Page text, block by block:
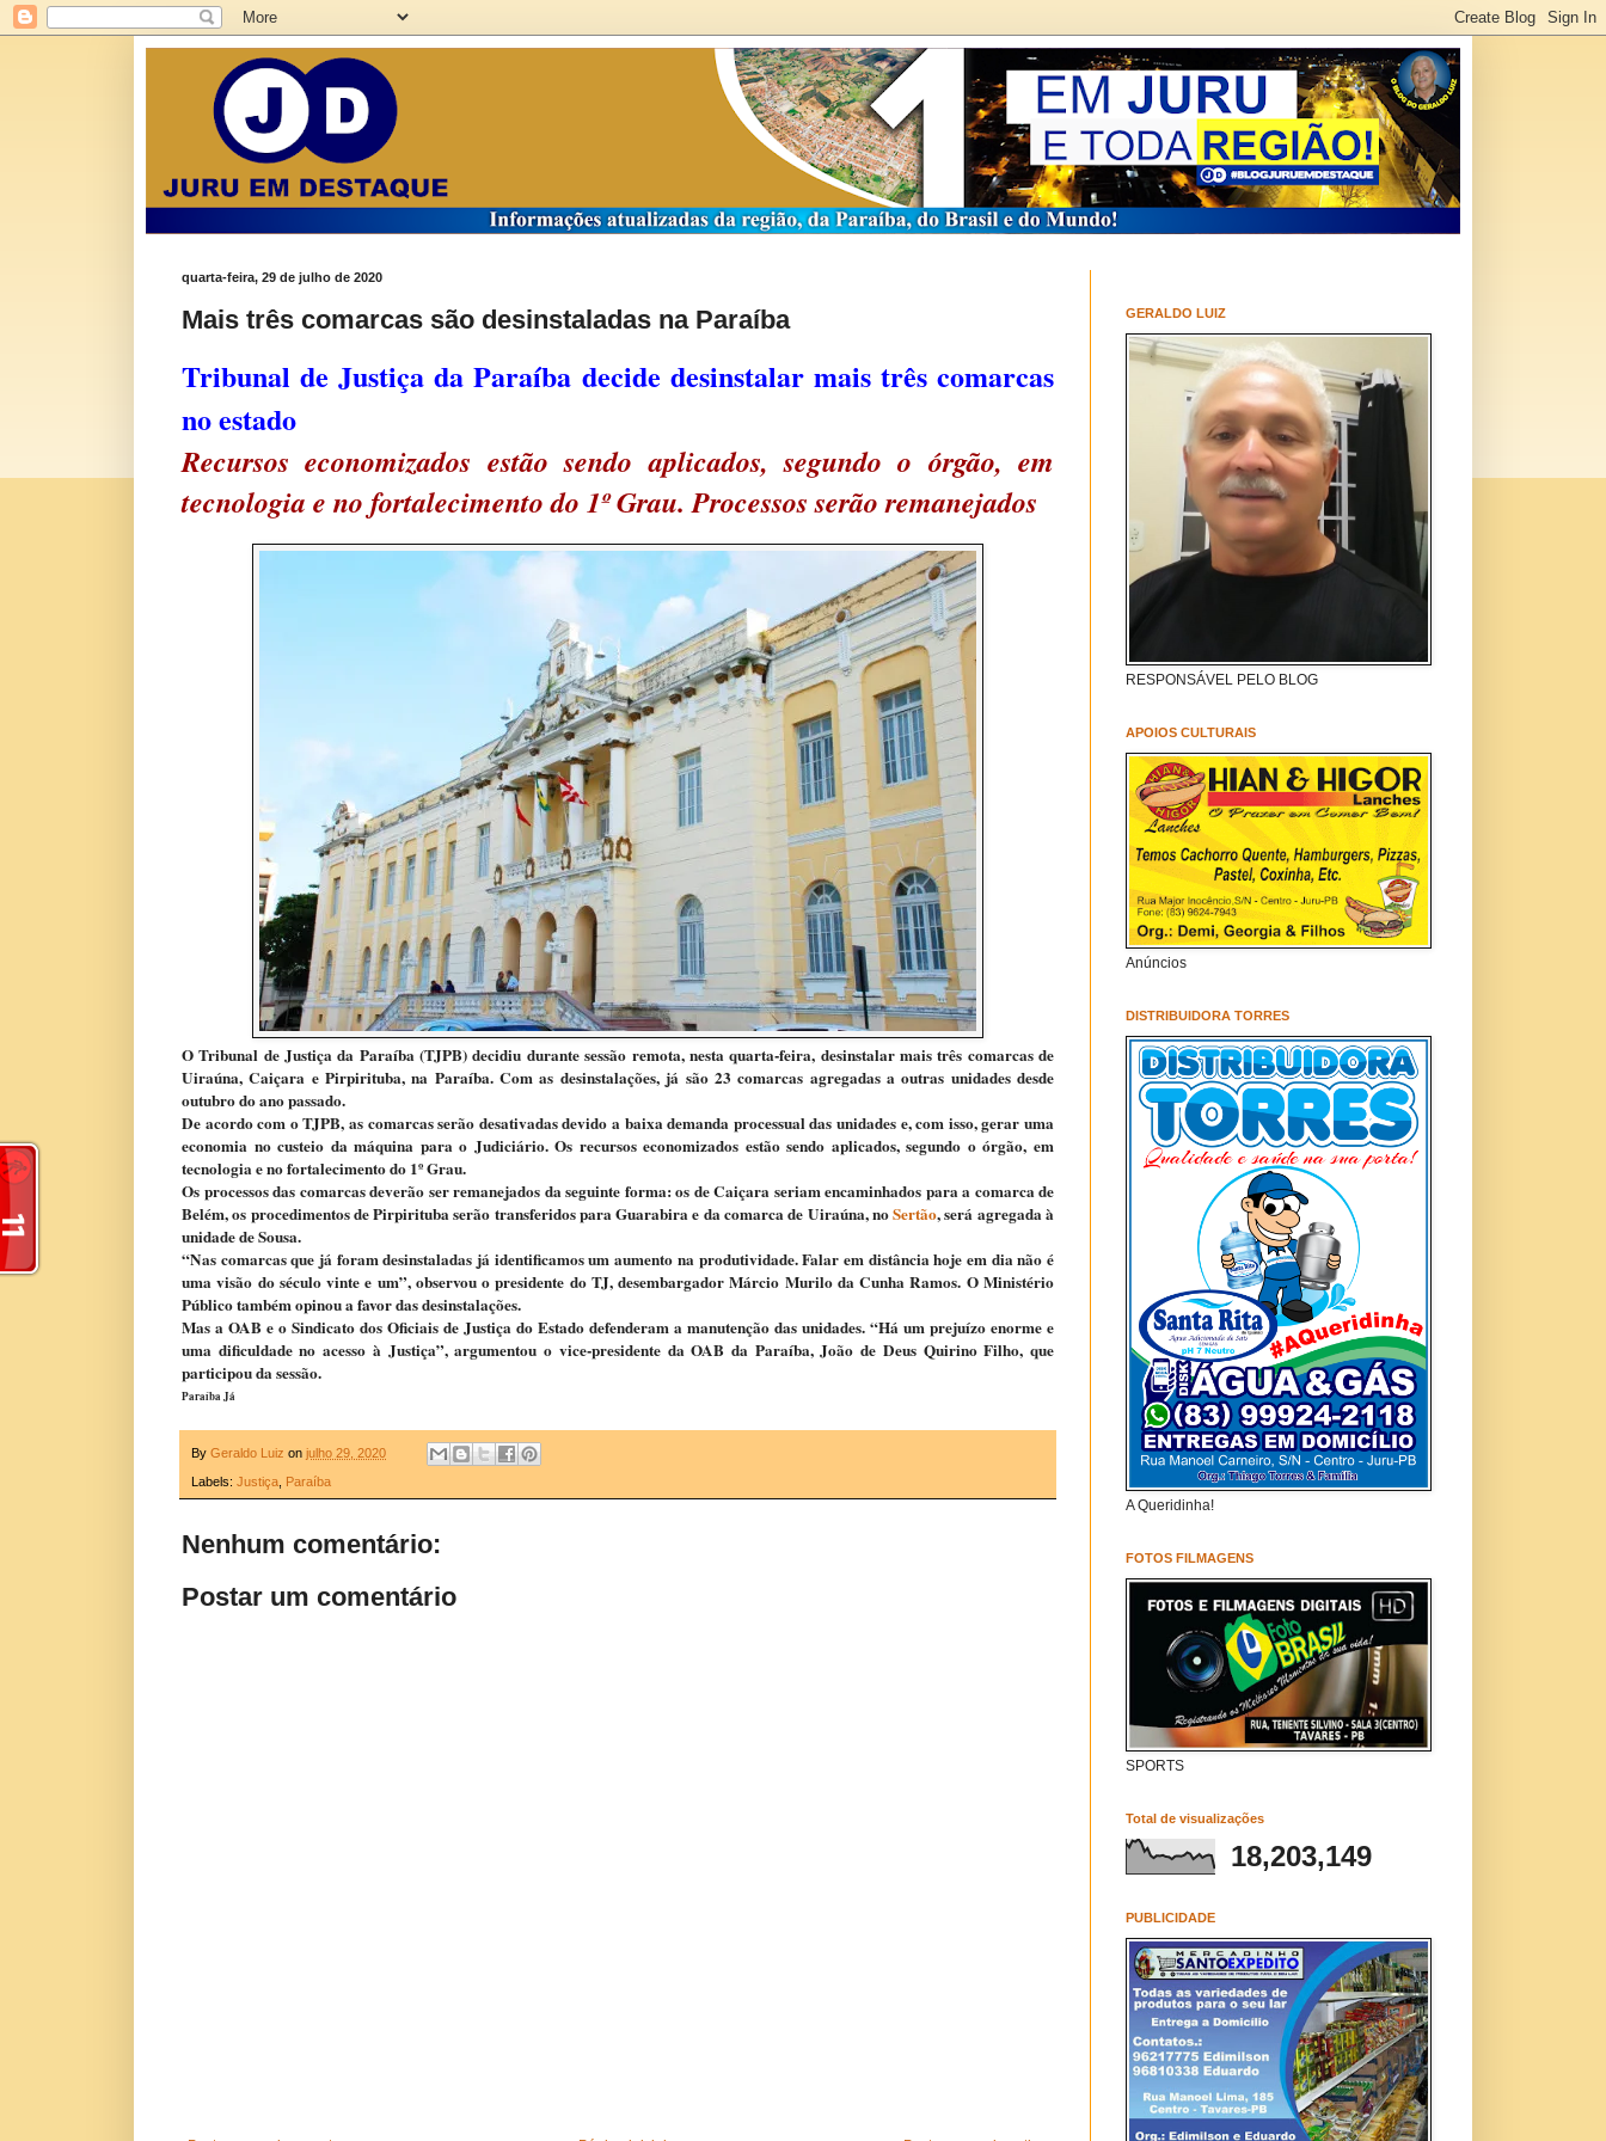
quarta-feira, 29 de julho de 2020
Mais três comarcas são desinstaladas na Paraíba
Tribunal de Justiça da Paraíba decide desinstalar mais três comarcas
no estado
Recursos economizados estão sendo aplicados, segundo o órgão, em
tecnologia e no fortalecimento do 1º Grau. Processos serão remanejados
O Tribunal de Justiça da Paraíba (TJPB) decidiu durante sessão remota, nesta quarta-feira, desinstalar mais três comarcas de
Uiraúna, Caiçara e Pirpirituba, na Paraíba. Com as desinstalações, já são 23 comarcas agregadas a outras unidades desde
outubro do ano passado.
De acordo com o TJPB, as comarcas serão desativadas devido a baixa demanda processual das unidades e, com isso, gerar uma
economia no custeio da máquina para o Judiciário. Os recursos economizados estão sendo aplicados, segundo o órgão, em
tecnologia e no fortalecimento do 1º Grau.
Os processos das comarcas deverão ser remanejados da seguinte forma: os de Caiçara seriam encaminhados para a comarca de
Belém, os procedimentos de Pirpirituba serão transferidos para Guarabira e da comarca de Uiraúna, noSertão, será agregada à
unidade de Sousa.
“Nas comarcas que já foram desinstaladas já identificamos um aumento na produtividade. Falar em distância hoje em dia não é
uma visão do século vinte e um”, observou o presidente do TJ, desembargador Márcio Murilo da Cunha Ramos. O Ministério
Público também opinou a favor das desinstalações.
Mas a OAB e o Sindicato dos Oficiais de Justiça do Estado defenderam a manutenção das unidades. “Há um prejuízo enorme e
uma dificuldade no acesso à Justiça”, argumentou o vice-presidente da OAB da Paraíba, João de Deus Quirino Filho, que
participou da sessão.
Paraíba Já
By Geraldo Luiz on julho 29, 2020
Labels: Justiça Paraíba
Nenhum comentário:
Postar um comentário
GERALDO LUIZ
RESPONSÁVEL PELO BLOG
APOIOS CULTURAIS
Anúncios
DISTRIBUIDORA TORRES
A Queridinha!
FOTOS FILMAGENS
SPORTS
Total de visualizações
18,203,149
PUBLICIDADE